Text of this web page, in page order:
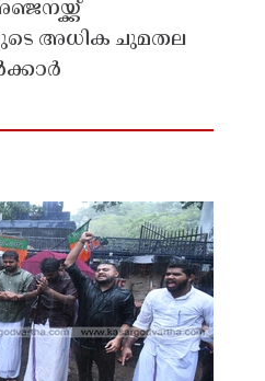
അധിക ചുമതല